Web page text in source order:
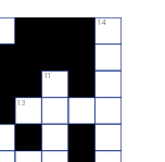
14
11
13